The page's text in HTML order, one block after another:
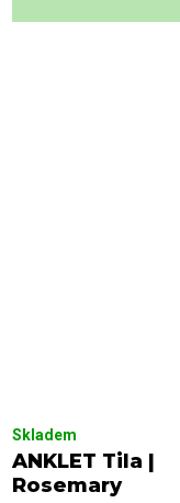
ANKLET Tila |
Rosemary
Skladem